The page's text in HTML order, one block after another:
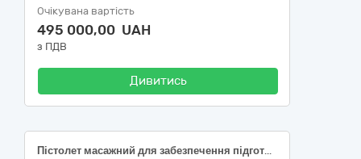
Очікувана вартість
495 000,00 UAH
з ПДВ
Дивитись
Пістолет масажний для забезпечення підготовки та участі національної збірної команди України з тхеквандо (ВТФ) в міжнародних змаганнях (ДК 021:2015 31720000-9 Електромеханічне обладнання) (наказ 1647)